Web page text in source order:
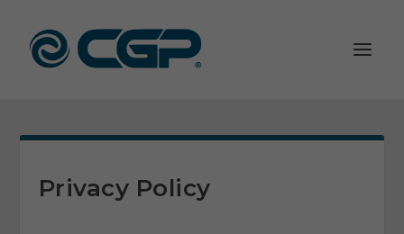
Privacy Policy